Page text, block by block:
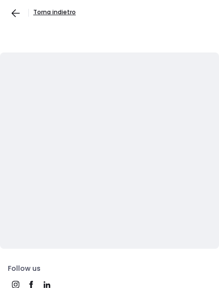
Torna indietro
Follow us